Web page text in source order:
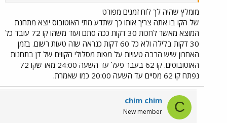
מקווה שזה יעזור, להזיק זה לא יזיק!
מומלץ שהיה לך לוח זמנים מפורט
של הקו בו אתה צריך אותו כך שתדע מתי האוטובוס יוצא מתחנת
המוצא מאשר לחכות 30 דקות ככה סתם ועוד משהו קו 72 עובד כל
30 דקות בלילה ולא כל 60 דקות כנראה שזה טעות רשום. בזמן
האחרון שיש הרבה טעויות על מפות מסלולי הקווים של דן בתחנות
האוטובוסים. קו 62 בעבר פעל עד השעה 24:00 מאז שקו 72
נפתח קו 62 מסיים עד השעה 20:00 כמו שאמרת.
C
chim chim
New member